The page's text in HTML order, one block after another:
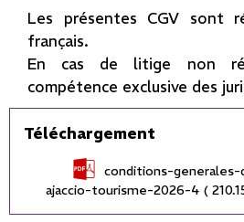
Les présentes CGV sont
français.
En cas de litige non
compétence exclusive des
Téléchargement
conditions-
ajaccio-tourisme-2026-4 (